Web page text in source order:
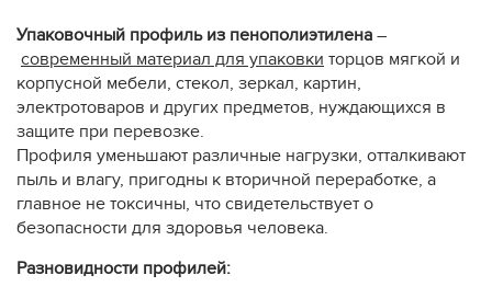
Упаковочный профиль из пенополиэтилена –
современный материал для упаковки торцов мягкой и
корпусной мебели, стекол, зеркал, картин,
электротоваров и других предметов, нуждающихся в
защите при перевозке.
Профиля уменьшают различные нагрузки, отталкивают
пыль и влагу, пригодны к вторичной переработке, а
главное не токсичны, что свидетельствует о
безопасности для здоровья человека.
Разновидности профилей: